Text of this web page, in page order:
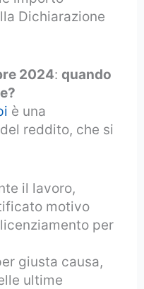
Dichiarazione
2024:quando
è una
reddito, che si
il lavoro,
motivo
per
giusta causa,
ultime